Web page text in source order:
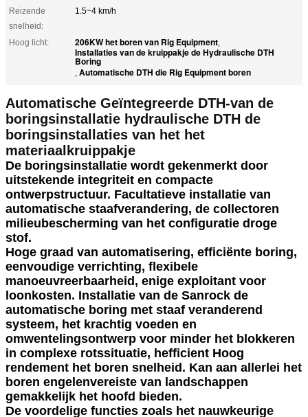
Reizende
snelheid:
1.5~4 km/h
Hoog licht: 206KW het boren van Rig Equipment,
Installaties van de kruippakje de Hydraulische DTH
Boring
, Automatische DTH die Rig Equipment boren
Automatische Geïntegreerde DTH-van de
boringsinstallatie hydraulische DTH de
boringsinstallaties van het het
materiaalkruippakje
De boringsinstallatie wordt gekenmerkt door
uitstekende integriteit en compacte
ontwerpstructuur. Facultatieve installatie van
automatische staafverandering, de collectoren
milieubescherming van het configuratie droge
stof.
Hoge graad van automatisering, efficiënte boring,
eenvoudige verrichting, flexibele
manoeuvreerbaarheid, enige exploitant voor
loonkosten. Installatie van de Sanrock de
automatische boring met staaf veranderend
systeem, het krachtig voeden en
omwentelingsontwerp voor minder het blokkeren
in complexe rotssituatie, hefficient Hoog
rendement het boren snelheid. Kan aan allerlei het
boren engelenvereiste van landschappen
gemakkelijk het hoofd bieden.
De voordelige functies zoals het nauwkeurige